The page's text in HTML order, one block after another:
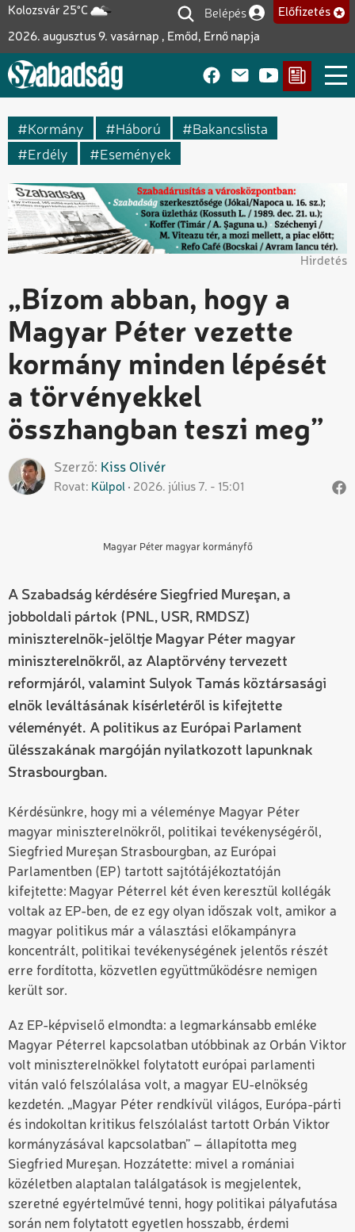
Ugrás
tartalomra
Kolozsvár 25°C
2026. augusztus 9. vasárnap , Emőd, Ernő napja
Felhasználói fiók
Belépés Előfizetés
Kormány Háború
Bakancslista
Erdély
Események
Hirdetés
„Bízom abban, hogy a
Magyar Péter vezette
kormány minden lépését
a törvényekkel
összhangban teszi meg”
Szerző Kiss Olivér
Rovat Külpol 2026. július 7. - 15:01
Magyar Péter magyar kormányfő
A Szabadság kérdésére Siegfried Mureşan, a
jobboldali pártok (PNL, USR, RMDSZ)
miniszterelnök-jelöltje Magyar Péter magyar
miniszterelnökről, az Alaptörvény tervezett
reformjáról, valamint Sulyok Tamás köztársasági
elnök leváltásának kísérletéről is kifejtette
véleményét. A politikus az Európai Parlament
ülésszakának margóján nyilatkozott lapunknak
Strasbourgban.
Kérdésünkre, hogy mi a véleménye Magyar Péter
magyar miniszterelnökről, politikai tevékenységéről,
Siegfried Mureşan Strasbourgban, az Európai
Parlamentben (EP) tartott sajtótájékoztatóján
kifejtette: Magyar Péterrel két éven keresztül kollégák
voltak az EP-ben, de ez egy olyan időszak volt, amikor a
magyar politikus már a választási előkampányra
koncentrált, politikai tevékenységének jelentős részét
erre fordította, közvetlen együttműködésre nemigen
került sor.
Az EP-képviselő elmondta: a legmarkánsabb emléke
Magyar Péterrel kapcsolatban utóbbinak az Orbán Viktor
volt miniszterelnökkel folytatott európai parlamenti
vitán való felszólalása volt, a magyar EU-elnökség
kezdetén. „Magyar Péter rendkívül világos, Európa-párti
és indokoltan kritikus felszólalást tartott Orbán Viktor
kormányzásával kapcsolatban” – állapította meg
Siegfried Mureşan. Hozzátette: mivel a romániai
közéletben alaptalan találgatások is megjelentek,
szeretné egyértelművé tenni, hogy politikai pályafutása
során nem folytatott egyetlen hosszabb, érdemi